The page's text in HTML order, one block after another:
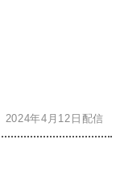
2024年4月12日配信